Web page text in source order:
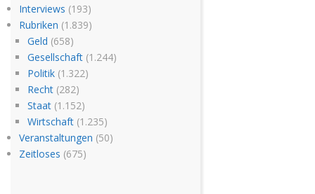
Interviews (193)
Rubriken (1.839)
Geld (658)
Gesellschaft(1.244)
Politik(1.322)
Recht(282)
Staat(1.152)
Wirtschaft(1.235)
Veranstaltungen (50)
Zeitloses (675)